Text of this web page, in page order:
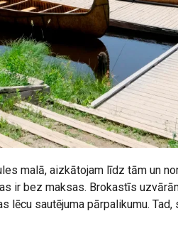
malā, aizkātojam līdz tām un
ir bez maksas. Brokastīs
lēcu sautējuma pārpalikumu.